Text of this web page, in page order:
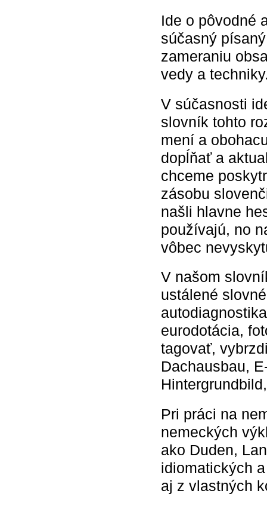
Ide o pôvodné
súčasný
zameraniu
vedy a
V súčasnosti
slovník tohto
mení a
dopĺňať a
chceme
zásobu
našli hlavne
používajú, no
vôbec
V našom
ustálené
eurodotácia,
tagovať,
Dachausbau,
Pri práci na
nemeckých
ako Duden,
idiomatických
aj z vlastných